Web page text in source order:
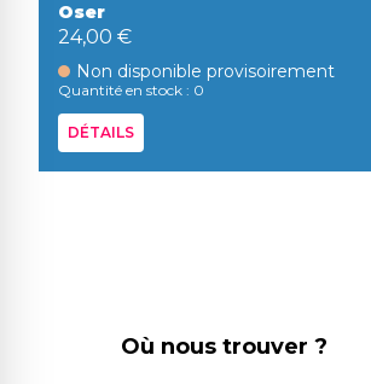
Oser
24,00 €
Non disponible provisoirement
Quantité en stock : 0
DÉTAILS
Où nous trouver ?